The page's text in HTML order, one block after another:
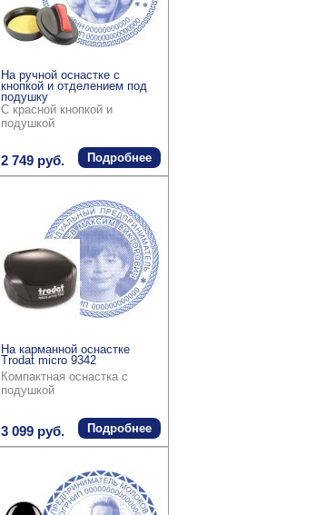
На ручной оснастке с
кнопкой и отделением под
подушку
С красной кнопкой и
подушкой
2 749 руб. Подробнее
На карманной оснастке
Trodat micro 9342
Компактная оснастка с
подушкой
3 099 руб. Подробнее